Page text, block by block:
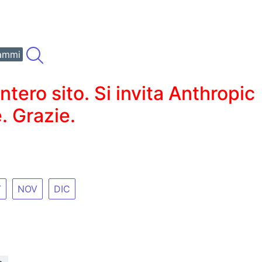
sito. Si invita Anthropic
Grazie.
NOV DIC